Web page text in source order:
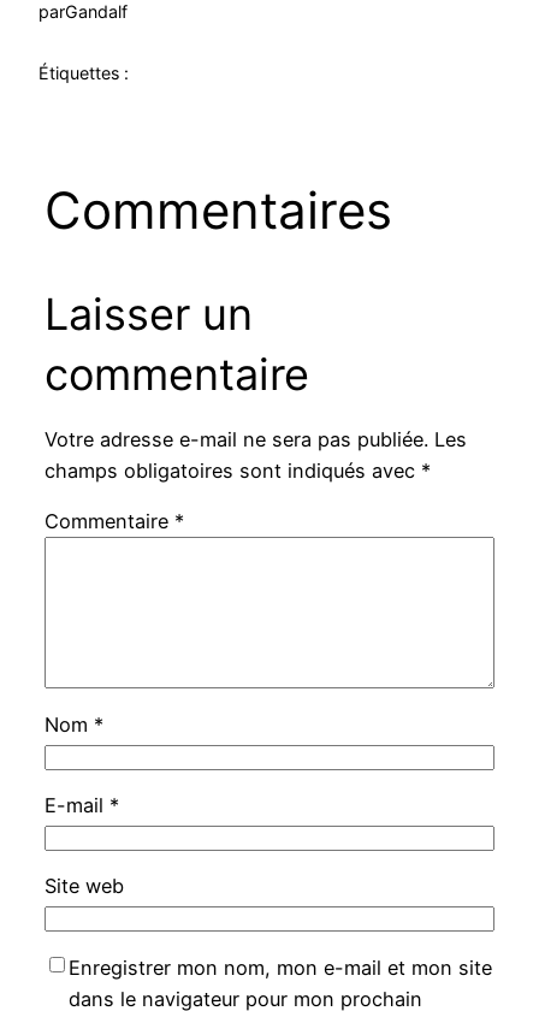
parGandalf
Étiquettes :
Commentaires
Laisser un
commentaire
Votre adresse e-mail ne sera pas publiée. Les
champs obligatoires sont indiqués avec *
Commentaire *
Nom *
E-mail *
Site web
Enregistrer mon nom, mon e-mail et mon site
dans le navigateur pour mon prochain